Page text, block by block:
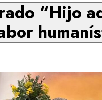
“Hijo